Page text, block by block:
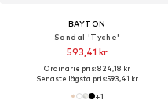
BAYTON
Sandal 'Tyche'
593,41 kr
Ordinarie pris: 824,18 kr
Senaste lägsta pris:593,41 kr
+1